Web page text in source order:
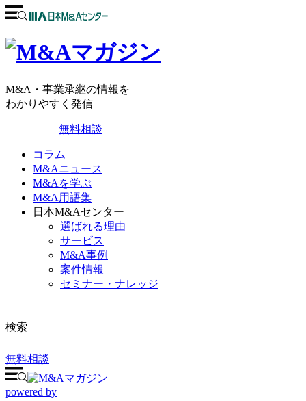
M&A・事業承継の情報を
わかりやすく発信
無料相談
コラム
M&Aニュース
M&Aを学ぶ
M&A用語集
日本M&Aセンター
選ばれる理由
サービス
M&A事例
案件情報
セミナー・ナレッジ
検索
無料相談
powered by